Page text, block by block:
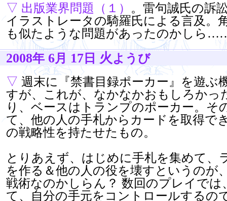
▽ 出版業界問題（１） 。雷句誠氏の訴
イラストレータの騎羅氏による言及。
も似たような問題があったのかしら
2008年 6月 17 日 火ようび
▽ 週末に『禁書目録ポーカー』を遊ぶ
すが、これが、なかなかおもしろかっ
り、ベースはトランプのポーカー。そ
て、他の人の手札からカードを取得で
の戦略性を持たせたもの。
とりあえず、はじめに手札を集めて、
を作る＆他の人の役を壊すというのが
戦術なのかしらん？ 数回のプレイでは
て、自分の手元をコントロールするの